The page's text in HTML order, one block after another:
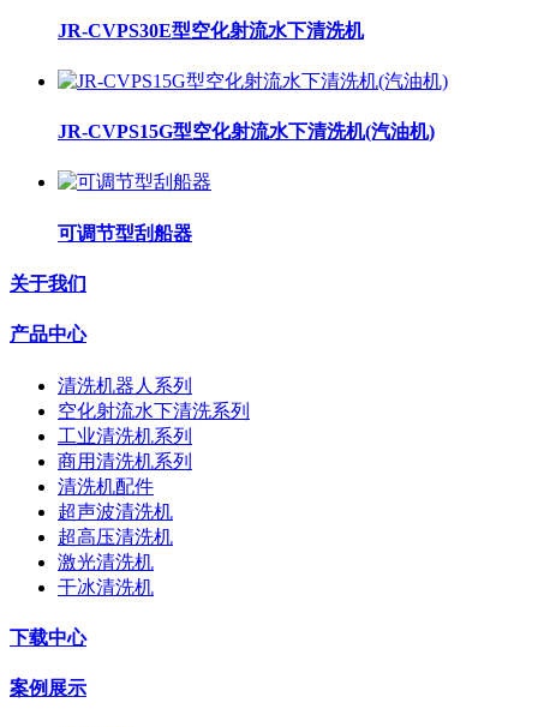
JR-CVPS30E型空化射流水下清洗机
JR-CVPS15G型空化射流水下清洗机(汽油机)
可调节型刮船器
关于我们
产品中心
清洗机器人系列
空化射流水下清洗系列
工业清洗机系列
商用清洗机系列
清洗机配件
超声波清洗机
超高压清洗机
激光清洗机
干冰清洗机
下载中心
案例展示